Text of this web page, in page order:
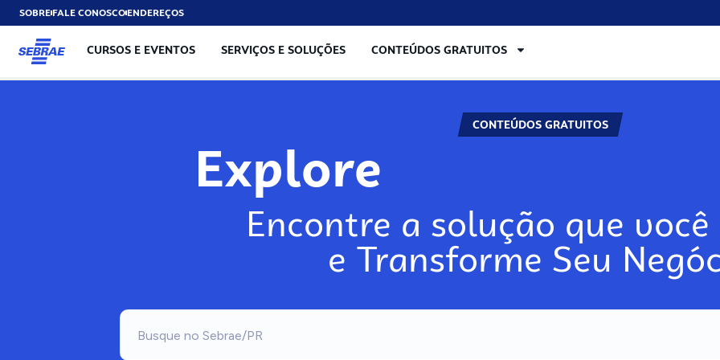
SOBREFALE CONOSCOENDEREÇOS
CURSOS E EVENTOS SERVIÇOS E SOLUÇÕES CONTEÚDOS GRATUITOS
CONTEÚDOS GRATUITOS
Explore
Encontre a solução que você
e Transforme Seu